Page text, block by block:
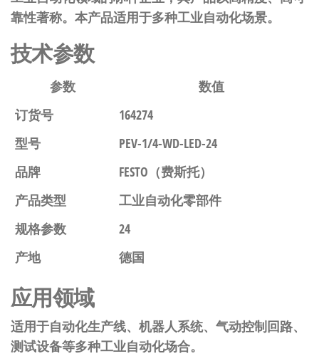
靠性著称。本产品适用于多种工业自动化场景。
技术参数
参数
数值
订货号
164274
型号
PEV-1/4-WD-LED-24
品牌
FESTO（费斯托）
产品类型
工业自动化零部件
规格参数
24
产地
德国
应用领域
适用于自动化生产线、机器人系统、气动控制回路、
测试设备等多种工业自动化场合。